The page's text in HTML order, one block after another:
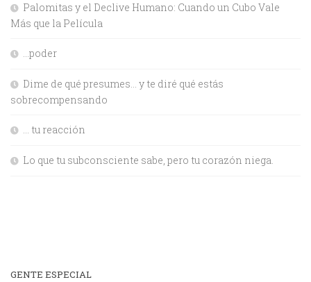
Palomitas y el Declive Humano: Cuando un Cubo Vale
Más que la Película
…poder
Dime de qué presumes… y te diré qué estás
sobrecompensando
… tu reacción
Lo que tu subconsciente sabe, pero tu corazón niega.
GENTE ESPECIAL